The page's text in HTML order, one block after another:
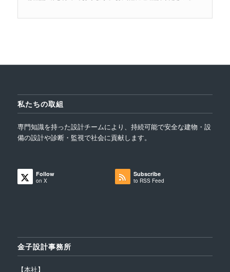
私たちの取組
専門知識を持った設計チームにより、持続可能で安全な建物・設
備の設計や診断・監視で社会に貢献します。
Follow
on X
Subscribe
to RSS Feed
金子設計事務所
【本社】